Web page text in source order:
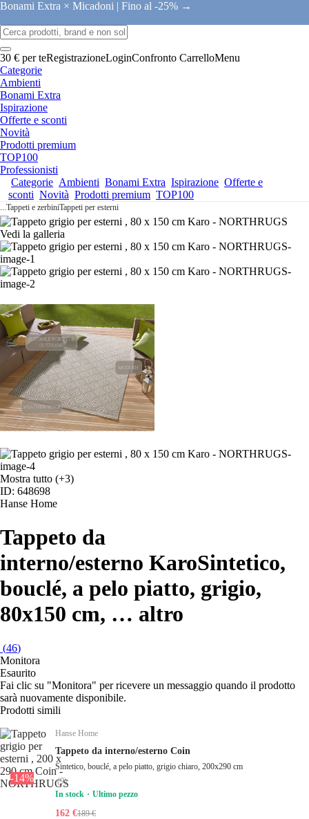
Bonami Extra × Micadoni | Fino al -25% →
30 € per teRegistrazioneLoginConfronto CarrelloMenu
Categorie
Ambienti
Bonami Extra
Ispirazione
Offerte e sconti
Novità
Prodotti premium
TOP100
Professionisti
Categorie Ambienti Bonami Extra Ispirazione Offerte e
sconti Novità Prodotti premium TOP100
...Tappeti e zerbiniTappeti per esterni
Vedi la galleria
Mostra tutto (+3)
ID: 648698
Hanse Home
Tappeto da
interno/esterno KaroSintetico,
bouclé, a pelo piatto, grigio,
80x150 cm, … altro
(46)
Monitora
Esaurito
Fai clic su "Monitora" per ricevere un messaggio quando il prodotto
sarà nuovamente disponibile.
Prodotti simili
-14%
Hanse Home
Tappeto da interno/esterno Coin
Sintetico, bouclé, a pelo piatto, grigio chiaro, 200x290 cm
(9)
In stock
Ultimo pezzo
162 €189 €